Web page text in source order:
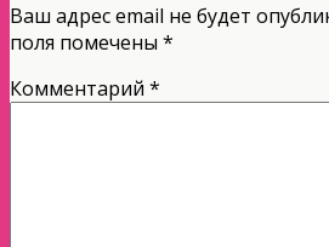
Ваш адрес email не будет
поля помечены *
Комментарий *